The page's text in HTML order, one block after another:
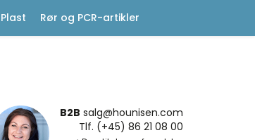
Plast Rør og PCR-artikler
B2B salg@hounisen.com
Tlf. (+45) 86 21 08 00